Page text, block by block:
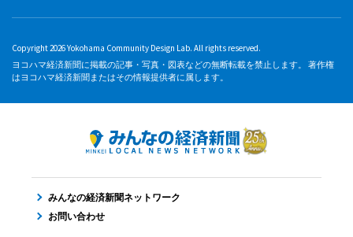
Copyright 2026 Yokohama Community Design Lab. All rights reserved.
ヨコハマ経済新聞に掲載の記事・写真・図表などの無断転載を禁止します。 著作権
はヨコハマ経済新聞またはその情報提供者に属します。
みんなの経済新聞ネットワーク
お問い合わせ